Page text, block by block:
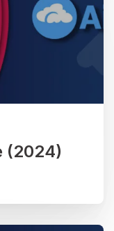
(2024)